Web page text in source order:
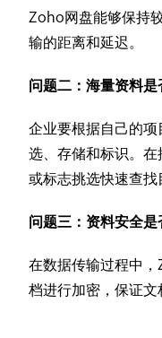
Zoho网盘能够保持
输的距离和延迟。
问题二：海量资料
企业要根据自己的
选、存储和标识。
或标志挑选快速查找
问题三：资料安全是
在数据传输过程中
档进行加密，保证文